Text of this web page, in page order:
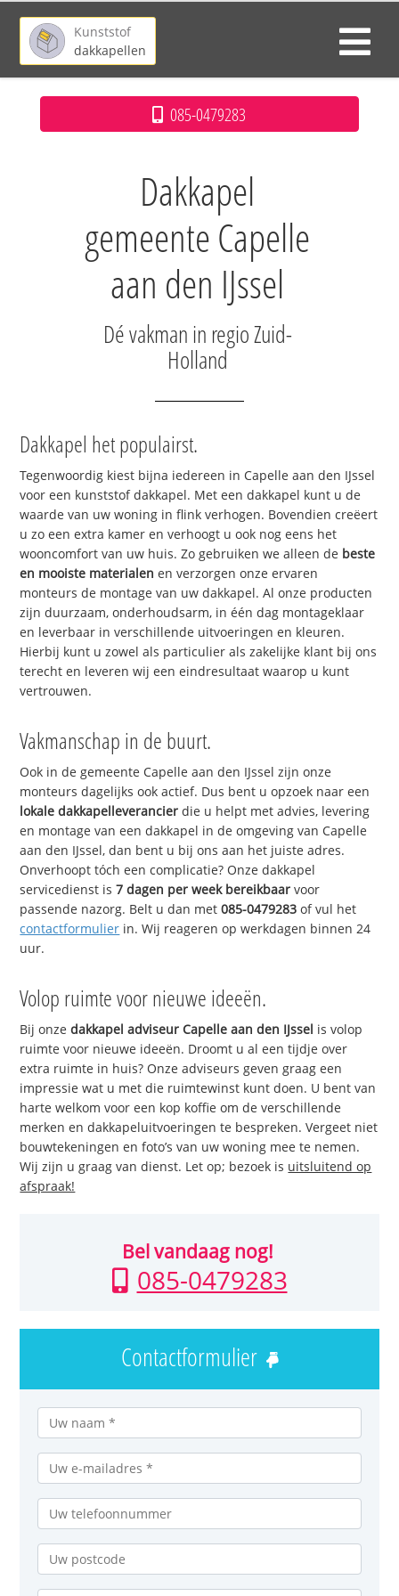
Kunststof
dakkapellen
085-0479283
Dakkapel
gemeente Capelle
aan den IJssel
Dé vakman in regio Zuid-
Holland
Dakkapel het populairst.
Tegenwoordig kiest bijna iedereen in Capelle aan den IJssel
voor een kunststof dakkapel. Met een dakkapel kunt u de
waarde van uw woning in flink verhogen. Bovendien creëert
u zo een extra kamer en verhoogt u ook nog eens het
wooncomfort van uw huis. Zo gebruiken we alleen de beste
en mooiste materialen en verzorgen onze ervaren
monteurs de montage van uw dakkapel. Al onze producten
zijn duurzaam, onderhoudsarm, in één dag montageklaar
en leverbaar in verschillende uitvoeringen en kleuren.
Hierbij kunt u zowel als particulier als zakelijke klant bij ons
terecht en leveren wij een eindresultaat waarop u kunt
vertrouwen.
Vakmanschap in de buurt.
Ook in de gemeente Capelle aan den IJssel zijn onze
monteurs dagelijks ook actief. Dus bent u opzoek naar een
lokale dakkapelleverancier die u helpt met advies, levering
en montage van een dakkapel in de omgeving van Capelle
aan den IJssel, dan bent u bij ons aan het juiste adres.
Onverhoopt tóch een complicatie? Onze dakkapel
servicedienst is7 dagen per week bereikbaar voor
passende nazorg. Belt u dan met085-0479283 of vul het
contactformulier in. Wij reageren op werkdagen binnen 24
uur.
Volop ruimte voor nieuwe ideeën.
Bij onzedakkapel adviseur Capelle aan den IJssel is volop
ruimte voor nieuwe ideeën. Droomt u al een tijdje over
extra ruimte in huis? Onze adviseurs geven graag een
impressie wat u met die ruimtewinst kunt doen. U bent van
harte welkom voor een kop koffie om de verschillende
merken en dakkapeluitvoeringen te bespreken. Vergeet niet
bouwtekeningen en foto’s van uw woning mee te nemen.
Wij zijn u graag van dienst. Let op; bezoek is uitsluitend op
afspraak!
Bel vandaag nog!
085-0479283
Contactformulier